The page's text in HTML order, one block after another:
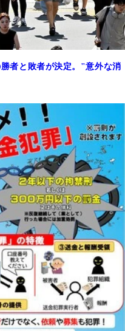
者と敗者が決定。"意外な消